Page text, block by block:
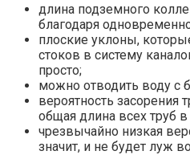
длина подземного
благодаря
плоские уклоны,
стоков в систему
просто;
можно отводить воду с
вероятность засорения
общая длина всех труб
чрезвычайно низкая
значит, и не будет луж